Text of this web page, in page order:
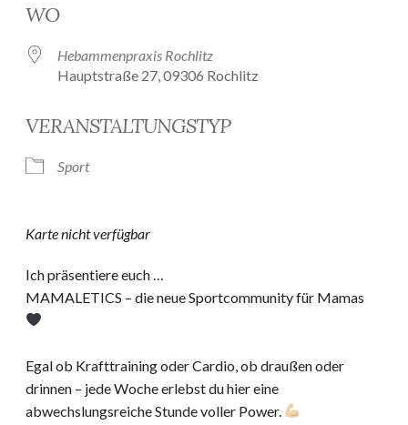
WO
Hebammenpraxis Rochlitz
Hauptstraße 27, 09306 Rochlitz
VERANSTALTUNGSTYP
Sport
Karte nicht verfügbar
Ich präsentiere euch …
MAMALETICS – die neue Sportcommunity für Mamas
Egal ob Krafttraining oder Cardio, ob draußen oder
drinnen – jede Woche erlebst du hier eine
abwechslungsreiche Stunde voller Power.